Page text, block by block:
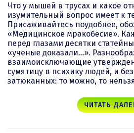
Что у мышей в трусах и какое
изумительный вопрос имеет к
Присаживайтесь поудобнее,
«Медицинское мракобесие».
перед глазами десятки
«ученые доказали…».
взаимоисключающие
сумятицу в психику людей, и
затюканных: то можно, то
ЧИТАТЬ